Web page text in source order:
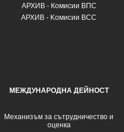
АРХИВ - Комисии ВПС
АРХИВ - Kомисии ВСС
МЕЖДУНАРОДНА ДЕЙНОСТ
Механизъм за сътрудничество и
оценка